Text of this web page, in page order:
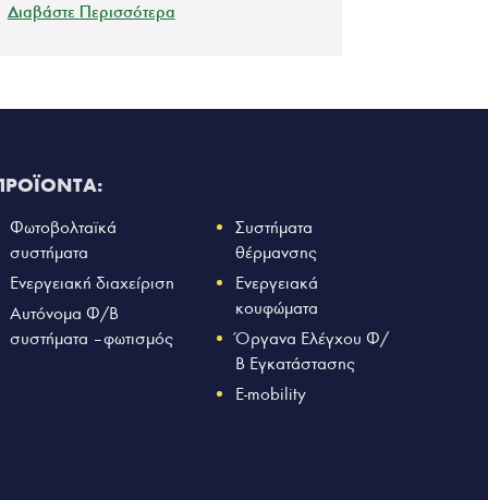
Διαβάστε Περισσότερα
Φωτοβολταϊκά
συστήματα
Ενεργειακή διαχείριση
Αυτόνομα Φ/Β
συστήματα – φωτισμός
Συστήματα
θέρμανσης
Ενεργειακά
κουφώματα
Όργανα Ελέγχου Φ/
Β Εγκατάστασης
E-mobility